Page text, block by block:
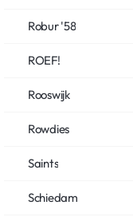
Robur '58
ROEF!
Rooswijk
Rowdies
Saints
Schiedam